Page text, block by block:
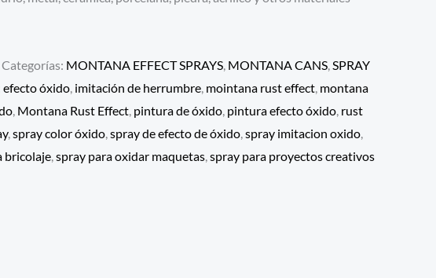
Categorías: MONTANA EFFECT SPRAYS, MONTANA CANS,SPRAY
efecto óxido, imitación de herrumbre, mointana rust effect, montana
, Montana Rust Effect, pintura de óxido, pintura efecto óxido, rust
,spray color óxido,spray de efecto de óxido,spray imitacion oxido,
bricolaje,spray para oxidar maquetas,spray para proyectos creativos